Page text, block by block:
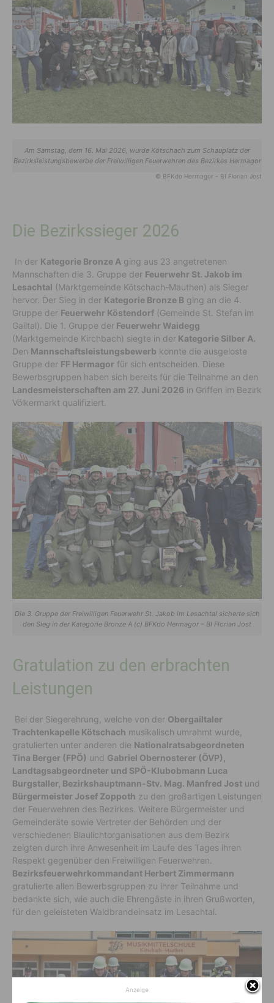
Am Samstag, dem 16. Mai 2026, wurde Kötschach zum Schauplatz der
Bezirksleistungsbewerbe der Freiwilligen Feuerwehren des Bezirkes Hermagor
© BFKdo Hermagor - BI Florian Jost
Die Bezirkssieger 2026
In der Kategorie Bronze A ging aus 23 angetretenen
Mannschaften die 3. Gruppe der Feuerwehr St. Jakob im
Lesachtal (Marktgemeinde Kötschach-Mauthen) als Sieger
hervor. Der Sieg in der Kategorie Bronze B ging an die 4.
Gruppe der Feuerwehr Köstendorf (Gemeinde St. Stefan im
Gailtal). Die 1. Gruppe der Feuerwehr Waidegg
(Marktgemeinde Kirchbach) siegte in der Kategorie Silber A.
Den Mannschaftsleistungsbewerb konnte die ausgeloste
Gruppe der FF Hermagor für sich entscheiden. Diese
Bewerbsgruppen haben sich bereits für die Teilnahme an den
Landesmeisterschaften am 27. Juni 2026 in Griffen im Bezirk
Völkermarkt qualifiziert.
Die 3. Gruppe der Freiwilligen Feuerwehr St. Jakob im Lesachtal sicherte sich
den Sieg in der Kategorie Bronze A (c) BFKdo Hermagor – BI Florian Jost
Gratulation zu den erbrachten
Leistungen
Bei der Siegerehrung, welche von der Obergailtaler
Trachtenkapelle Kötschach musikalisch umrahmt wurde,
gratulierten unter anderen die Nationalratsabgeordneten
Tina Berger (FPÖ) und Gabriel Obernosterer (ÖVP),
Landtagsabgeordneter und SPÖ-Klubobmann Luca
Burgstaller, Bezirkshauptmann-Stv. Mag. Manfred Jost und
Bürgermeister Josef Zoppoth zu den großartigen Leistungen
der Feuerwehren des Bezirkes. Weitere Bürgermeister und
Gemeinderäte sowie Vertreter der Behörden und der
verschiedenen Blaulichtorganisationen aus dem Bezirk
zeigten durch ihre Anwesenheit im Laufe des Tages ihren
Respekt gegenüber den Freiwilligen Feuerwehren.
Bezirksfeuerwehrkommandant Herbert Zimmermann
gratulierte allen Bewerbsgruppen zu ihrer Teilnahme und
bedankte sich, wie auch die Ehrengäste in ihren Grußworten,
für den geleisteten Waldbrandeinsatz im Lesachtal.
Anzeige